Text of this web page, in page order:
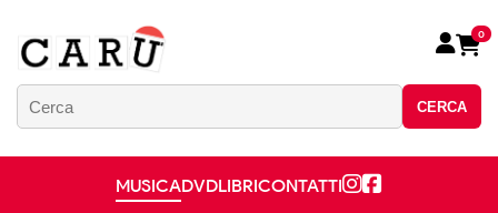
CERCA
0
MUSICADVDLIBRICONTATTI